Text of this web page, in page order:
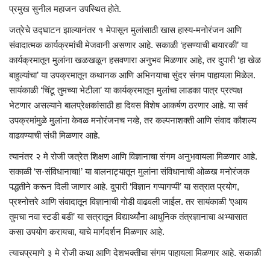
प्रमुख सुनील महाजन उपस्थित होते.
जत्रेचे उद्घाटन झाल्यानंतर १ मेपासून मुलांसाठी खास हास्य-मनोरंजन आणि
संवादात्मक कार्यक्रमांची मेजवानी असणार आहे. सकाळी ‘हसण्याची बायारकी’ या
कार्यक्रमातून मुलांना खळखळून हसवणारा अनुभव मिळणार आहे, तर दुपारी ‘हा खेळ
बाहुल्यांचा’ या उपक्रमातून कथानक आणि अभिनयाचा सुंदर संगम पाहायला मिळेल.
सायंकाळी ‘चिंटू तुमच्या भेटीला’ या कार्यक्रमातून मुलांचा लाडका पात्र प्रत्यक्ष
भेटणार असल्याने बालप्रेक्षकांसाठी हा दिवस विशेष आकर्षण ठरणार आहे. या सर्व
उपक्रमांमुळे मुलांना केवळ मनोरंजनच नव्हे, तर कल्पनाशक्ती आणि संवाद कौशल्य
वाढवण्याची संधी मिळणार आहे.
त्यानंतर २ मे रोजी जत्रेत शिक्षण आणि विज्ञानाचा संगम अनुभवायला मिळणार आहे.
सकाळी ‘स-संविधानाचा!’ या बालनाट्यातून मुलांना संविधानाची ओळख मनोरंजक
पद्धतीने करून दिली जाणार आहे. दुपारी ‘विज्ञान गप्पागप्पी’ या सत्रात प्रयोग,
प्रश्नोत्तरे आणि संवादातून विज्ञानाची गोडी वाढवली जाईल. तर सायंकाळी ‘एआय
तुमचा नवा स्टडी बडी’ या सत्रातून विद्यार्थ्यांना आधुनिक तंत्रज्ञानाचा अभ्यासात
कसा उपयोग करायचा, याचे मार्गदर्शन मिळणार आहे.
त्याचप्रमाणे ३ मे रोजी कथा आणि देशभक्तीचा संगम पाहायला मिळणार आहे. सकाळी